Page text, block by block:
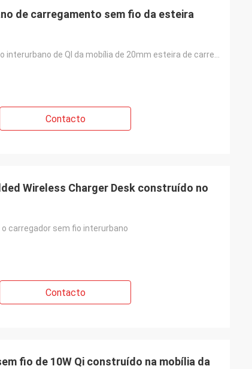
de carregamento sem fio da esteira
Contacto
Wireless Charger Desk construído no
carregador sem fio interurbano
Contacto
fio de 10W Qi construído na mobília da